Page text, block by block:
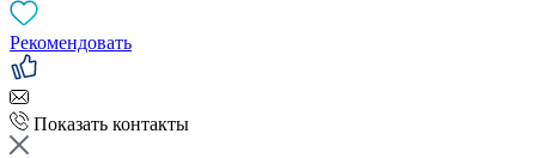
Рекомендовать
Показать контакты